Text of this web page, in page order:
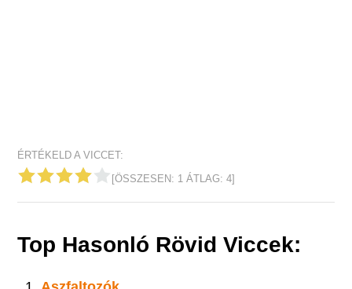
ÉRTÉKELD A VICCET:
[ÖSSZESEN: 1 ÁTLAG:4]
Top Hasonló Rövid Viccek: